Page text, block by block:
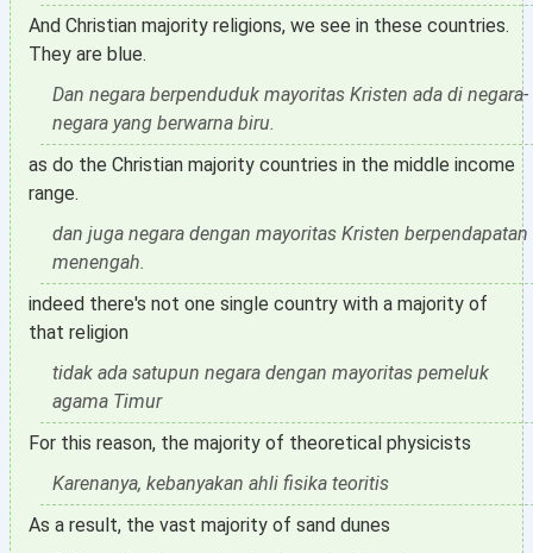
And Christian majority religions, we see in these countries.
They are blue.
Dan negara berpenduduk mayoritas Kristen ada di negara-
negara yang berwarna biru.
as do the Christian majority countries in the middle income
range.
dan juga negara dengan mayoritas Kristen berpendapatan
menengah.
indeed there's not one single country with a majority of
that religion
tidak ada satupun negara dengan mayoritas pemeluk
agama Timur
For this reason, the majority of theoretical physicists
Karenanya, kebanyakan ahli fisika teoritis
As a result, the vast majority of sand dunes